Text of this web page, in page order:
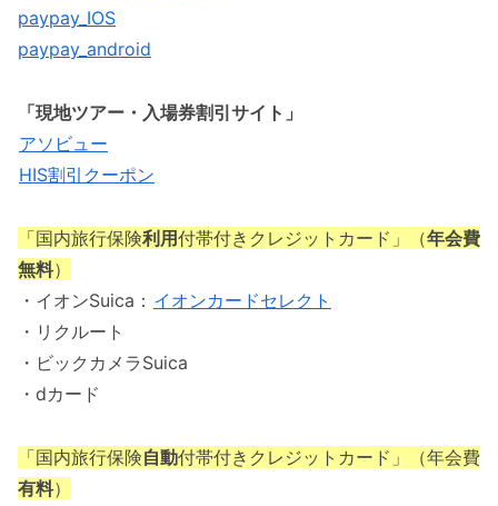
paypay_IOS
paypay_android
「現地ツアー・入場券割引サイト」
アソビュー
HIS割引クーポン
「国内旅行保険利用付帯付きクレジットカード」（年会費
無料）
・イオンSuica： イオンカードセレクト
・リクルート
・ビックカメラSuica
・dカード
「国内旅行保険自動付帯付きクレジットカード」（年会費
有料）